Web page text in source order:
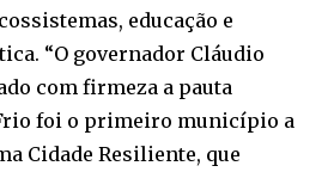
educação e
“O governador Cláudio
com firmeza a pauta
foi o primeiro município a
Cidade Resiliente, que